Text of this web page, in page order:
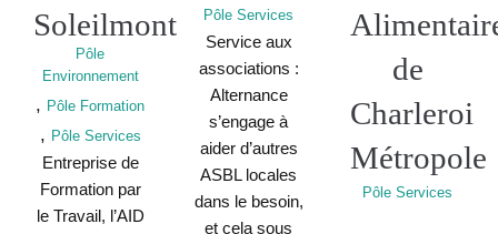
Soleilmont
Pôle
Environnement
, Pôle Formation
, Pôle Services
Entreprise de
Formation par
le Travail, l’AID
Pôle Services
Service aux
associations :
Alternance
s’engage à
aider d’autres
ASBL locales
dans le besoin,
et cela sous
de
Charleroi
Métropole
Pôle Services